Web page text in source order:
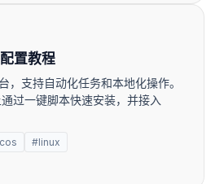
置教程
，支持自动化任务和本地化操作。
过一键脚本快速安装，并接入
#linux